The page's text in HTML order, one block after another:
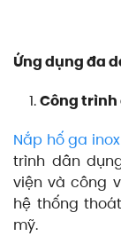
Ứng dụng đa
Công
Nắp hố ga inox
trình dân
viện và công
hệ thống
mỹ.